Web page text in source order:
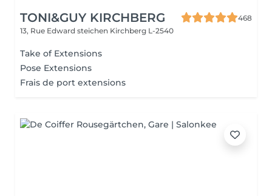
TONI&GUY KIRCHBERG
468
13, Rue Edward steichen Kirchberg L-2540
Take of Extensions
Pose Extensions
Frais de port extensions